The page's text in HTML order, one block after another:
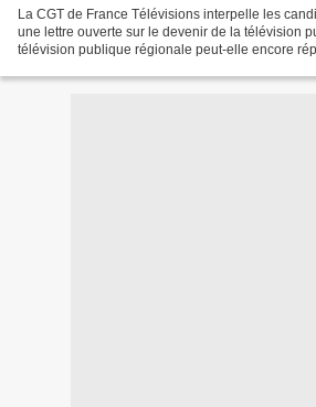
La CGT de France Télévisions interpelle les
une lettre ouverte sur le devenir de la télévision
télévision publique régionale peut-elle encore